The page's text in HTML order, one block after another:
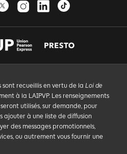
sont recueillis en vertu de la Loi de
à la LAIPVP. Les renseignements
utilisés, sur demande, pour
ajouter à une liste de diffusion
des messages promotionnels,
ou autrement vous fournir une